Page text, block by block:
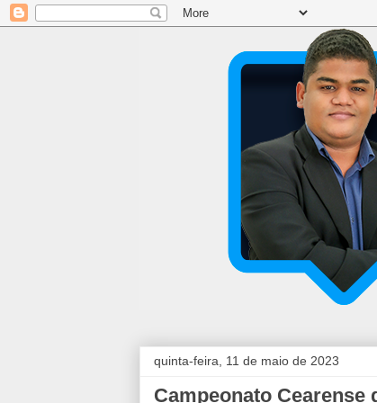
quinta-feira, 11 de maio de 2023
Campeonato Cearense